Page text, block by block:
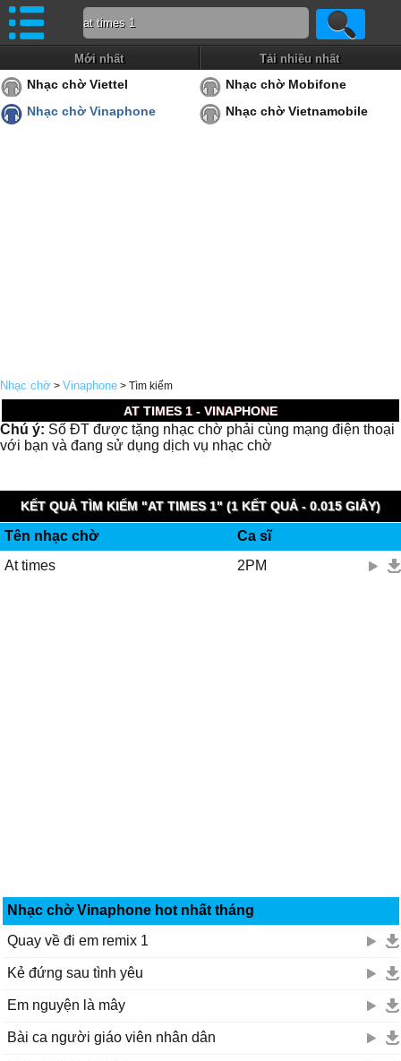
Mới nhất Tải nhiều nhất
Nhạc chờ Viettel
Nhạc chờ Mobifone
Nhạc chờ Vinaphone
Nhạc chờ Vietnamobile
Nhạc chờ > Vinaphone > Tìm kiếm
AT TIMES 1 - VINAPHONE
Chú ý: Số ĐT được tặng nhạc chờ phải cùng mạng điện thoại
với bạn và đang sử dụng dịch vụ nhạc chờ
KẾT QUẢ TÌM KIẾM "AT TIMES 1" (1 KẾT QUẢ - 0.015 GIÂY)
Tên nhạc chờ
Ca sĩ
At times
2PM
Nhạc chờ Vinaphone hot nhất tháng
Quay về đi em remix 1
Kẻ đứng sau tình yêu
Em nguyện là mây
Bài ca người giáo viên nhân dân